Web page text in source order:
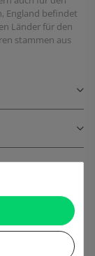
England befindet
Länder für den
stammen aus